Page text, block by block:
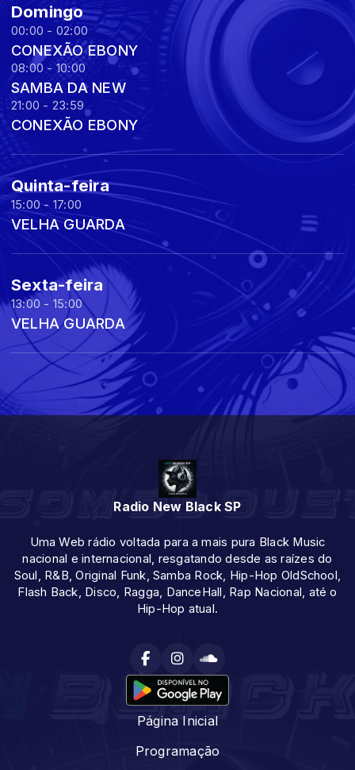
Domingo
00:00 - 02:00
CONEXÃO EBONY
08:00 - 10:00
SAMBA DA NEW
21:00 - 23:59
CONEXÃO EBONY
Quinta-feira
15:00 - 17:00
VELHA GUARDA
Sexta-feira
13:00 - 15:00
VELHA GUARDA
Radio New Black SP
Uma Web rádio voltada para a mais pura Black Music
nacional e internacional, resgatando desde as raízes do
Soul, R&B, Original Funk, Samba Rock, Hip-Hop OldSchool,
Flash Back, Disco, Ragga, DanceHall, Rap Nacional, até o
Hip-Hop atual.
Página Inicial
Programação